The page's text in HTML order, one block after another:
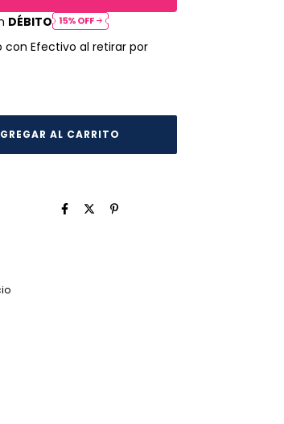
DÉBITO
con Efectivo al retirar por